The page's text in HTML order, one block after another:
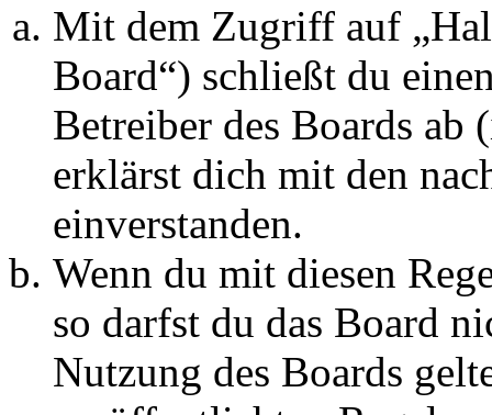
Mit dem Zugriff auf
Board“) schließt du
Betreiber des Boards ab
erklärst dich mit den
einverstanden.
Wenn du mit diesen
so darfst du das Board
Nutzung des Boards